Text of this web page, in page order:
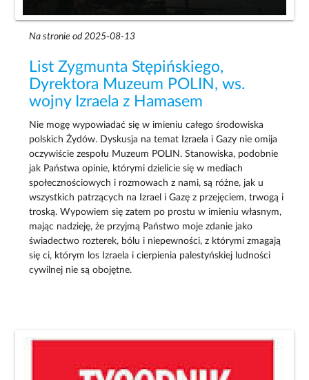
Na stronie od 2025-08-13
List Zygmunta Stępińskiego,
Dyrektora Muzeum POLIN, ws.
wojny Izraela z Hamasem
Nie mogę wypowiadać się w imieniu całego środowiska
polskich Żydów. Dyskusja na temat Izraela i Gazy nie omija
oczywiście zespołu Muzeum POLIN. Stanowiska, podobnie
jak Państwa opinie, którymi dzielicie się w mediach
społecznościowych i rozmowach z nami, są różne, jak u
wszystkich patrzących na Izrael i Gazę z przejęciem, trwogą i
troską. Wypowiem się zatem po prostu w imieniu własnym,
mając nadzieję, że przyjmą Państwo moje zdanie jako
świadectwo rozterek, bólu i niepewności, z którymi zmagają
się ci, którym los Izraela i cierpienia palestyńskiej ludności
cywilnej nie są obojętne.